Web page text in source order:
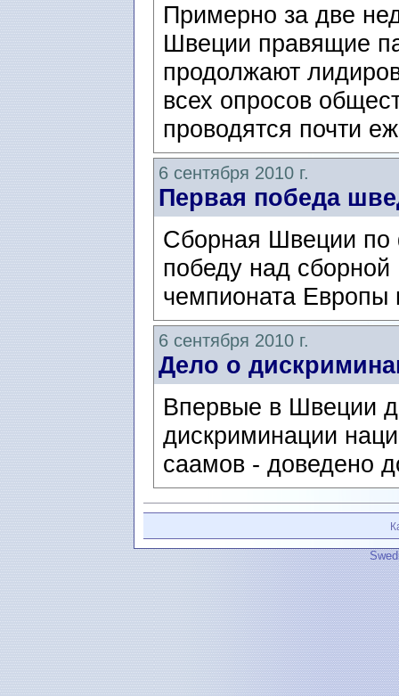
Примерно за две
Швеции правящие
продолжают
всех опросов
проводятся почти
6 сентября 2010 г.
Первая победа
Cборная Швеции по
победу над
чемпионата
6 сентября 2010 г.
Дело о
Впервые в Швеции
дискриминации
саамов - доведено